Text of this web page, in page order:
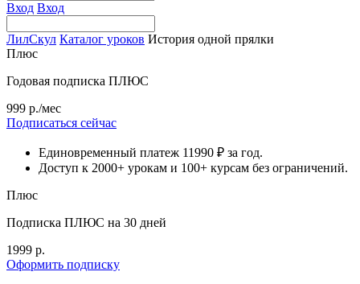
Вход Вход
ЛилСкул Каталог уроков История одной прялки
Плюс
Годовая подписка ПЛЮС
999 р./мес
Подписаться сейчас
Единовременный платеж 11990 ₽ за год.
Доступ к 2000+ урокам и 100+ курсам без ограничений.
Плюс
Подписка ПЛЮС на 30 дней
1999 р.
Оформить подписку